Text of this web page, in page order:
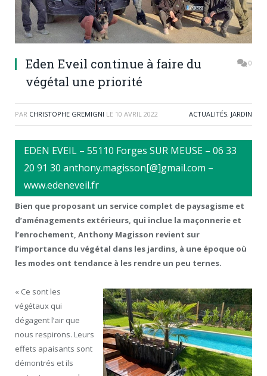
Eden Eveil continue à faire du
végétal une priorité
0
PAR CHRISTOPHE GREMIGNI LE 10 AVRIL 2022 ACTUALITÉS, JARDIN
EDEN EVEIL – 55110 Forges SUR MEUSE – 06 33
20 91 30 anthony.magisson[@]gmail.com –
www.edeneveil.fr
Bien que proposant un service complet de paysagisme et
d’aménagements extérieurs, qui inclue la maçonnerie et
l’enrochement, Anthony Magisson revient sur
l’importance du végétal dans les jardins, à une époque où
les modes ont tendance à les rendre un peu ternes.
« Ce sont les
végétaux qui
dégagent l’air que
nous respirons. Leurs
effets apaisants sont
démontrés et ils